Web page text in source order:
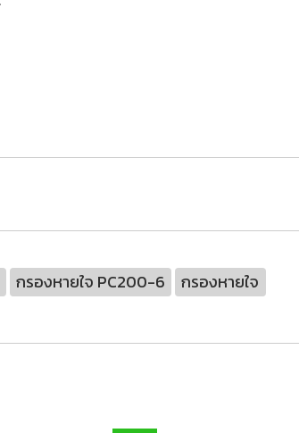
กรองหายใจ PC200-6 กรองหายใจ